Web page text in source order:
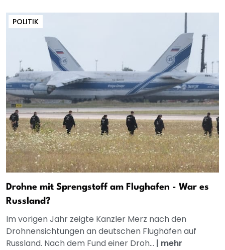
POLITIK
Drohne mit Sprengstoff am Flughafen - War es
Russland?
Im vorigen Jahr zeigte Kanzler Merz nach den
Drohnensichtungen an deutschen Flughäfen auf
Russland. Nach dem Fund einer Droh... | mehr